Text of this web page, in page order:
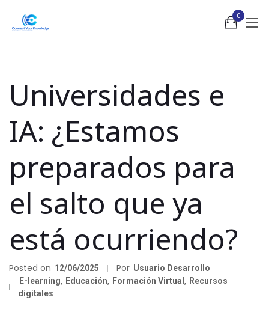
0
Universidades e
IA: ¿Estamos
preparados para
el salto que ya
está ocurriendo?
Posted on 12/06/2025 Por Usuario Desarrollo
E-learning, Educación, Formación Virtual , Recursos
digitales